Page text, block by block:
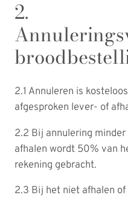
2.
2.1 Annuleren is
afgesproken lever- of
2.2 Bij annulering
afhalen wordt 50% van
rekening gebracht.
2.3 Bij het niet afhalen